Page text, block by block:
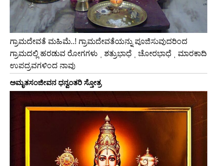
ಗ್ರಾಮದೇವತೆ ಮಹಿಮೆ..! ಗ್ರಾಮದೇವತೆಯನ್ನು ಪೂಜಿಸುವುದರಿಂದ
ಗ್ರಾಮದಲ್ಲಿ ಹರಡುವ ರೋಗಗಳು ˌ ಶತ್ರುಭಾಧೆ ˌ ಚೋರಭಾಧೆ ˌ ಮಾರಕಾದಿ
ಉಪದ್ರವಗಳಿಂದ ನಾವು
ಅಮೃತಸಂಜೀವನ ಧನ್ವಂತರಿ ಸ್ತೋತ್ರ